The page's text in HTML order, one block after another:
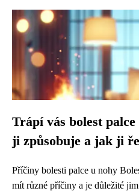
Trápí vás bolest
ji způsobuje a jak ji
Příčiny bolesti palce u nohy
mít různé příčiny a je důležité